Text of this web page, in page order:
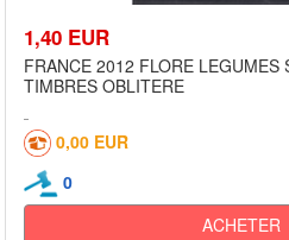
1,40 EUR
FRANCE 2012 FLORE LEGUMES
TIMBRES OBLITERE
0,00 EUR
0
ACHETER